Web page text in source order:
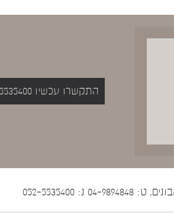
התקשרו עכשיו 052-5535400
052-5535400